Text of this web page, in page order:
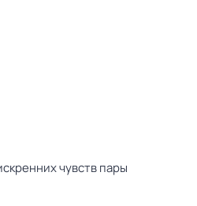
чувств пары